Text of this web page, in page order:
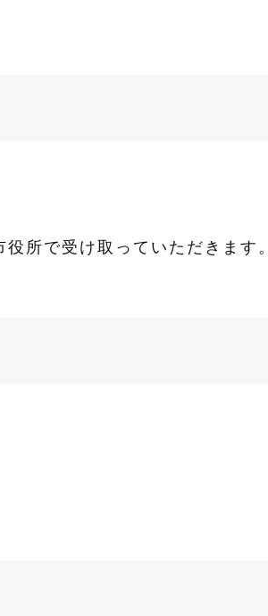
所で受け取っていただきます。